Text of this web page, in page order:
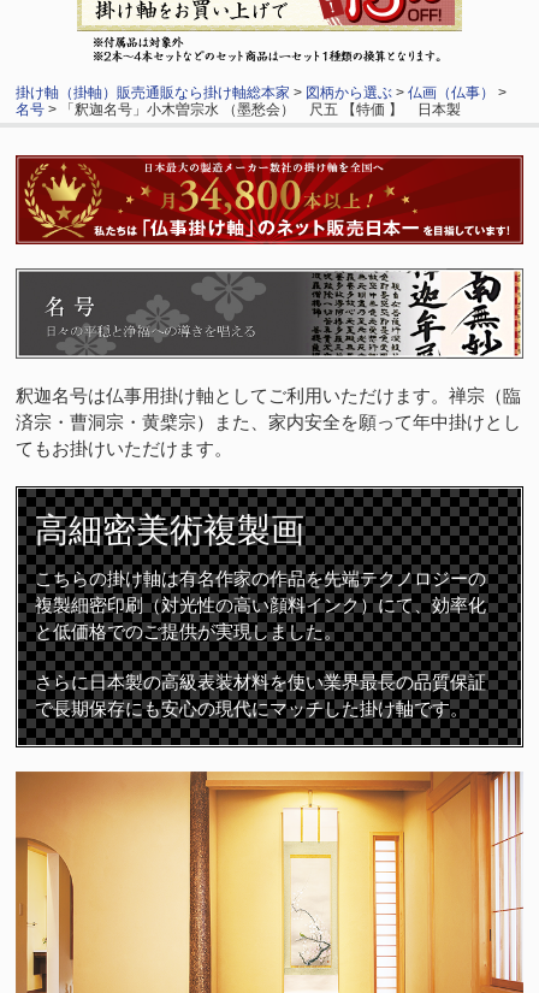
掛け軸（掛軸）販売通販なら掛け軸総本家 > 図柄から選ぶ >仏画（仏事）
>
名号 > 「釈迦名号」小木曽宗水 （墨愁会） 尺五 【特価 】 日本製
釈迦名号は仏事用掛け軸としてご利用いただけます。禅宗（臨
済宗・曹洞宗・黄檗宗）また、家内安全を願って年中掛けとし
てもお掛けいただけます。
高細密美術複製画
こちらの掛け軸は有名作家の作品を先端テクノロジーの
複製細密印刷（対光性の高い顔料インク）にて、効率化
と低価格でのご提供が実現しました。
さらに日本製の高級表装材料を使い業界最長の品質保証
で長期保存にも安心の現代にマッチした掛け軸です。